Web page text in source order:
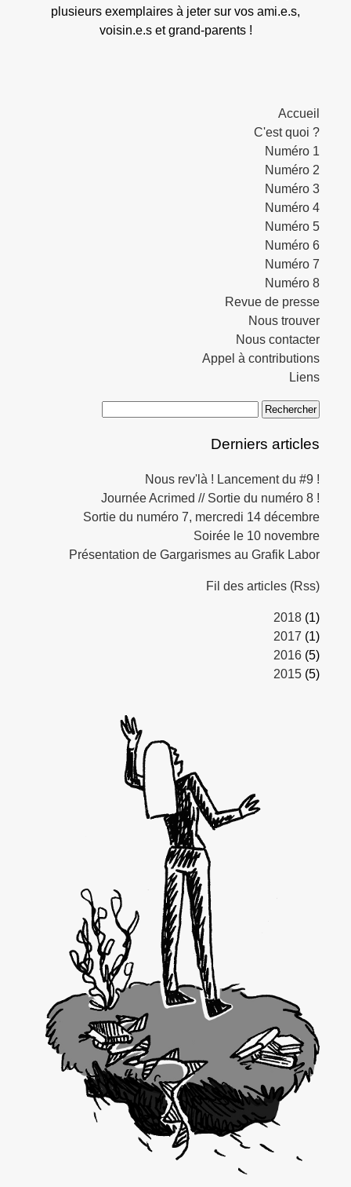
plusieurs exemplaires à jeter sur vos ami.e.s,
voisin.e.s et grand-parents !
Accueil
C'est quoi ?
Numéro 1
Numéro 2
Numéro 3
Numéro 4
Numéro 5
Numéro 6
Numéro 7
Numéro 8
Revue de presse
Nous trouver
Nous contacter
Appel à contributions
Liens
Derniers articles
Nous rev'là ! Lancement du #9 !
Journée Acrimed // Sortie du numéro 8 !
Sortie du numéro 7, mercredi 14 décembre
Soirée le 10 novembre
Présentation de Gargarismes au Grafik Labor
Fil des articles (Rss)
2018 (1)
2017 (1)
2016 (5)
2015 (5)